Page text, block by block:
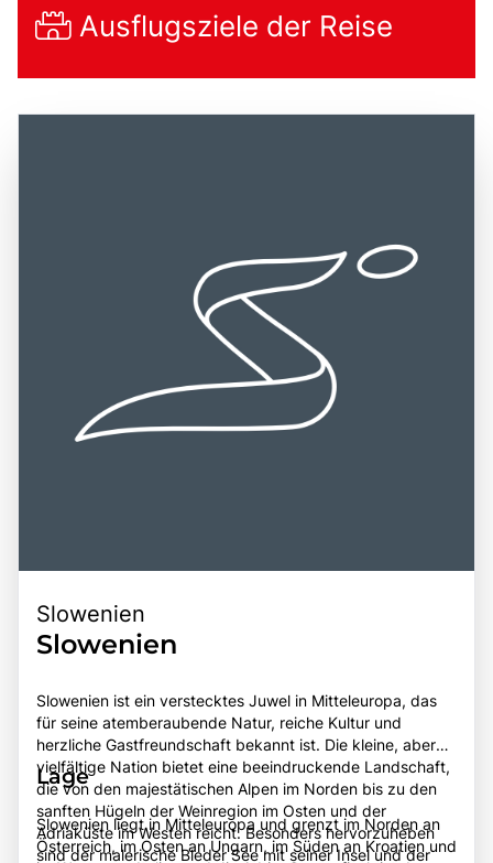
Ausflugsziele der Reise
Slowenien
Slowenien
Slowenien ist ein verstecktes Juwel in Mitteleuropa, das
für seine atemberaubende Natur, reiche Kultur und
herzliche Gastfreundschaft bekannt ist. Die kleine, aber
vielfältige Nation bietet eine beeindruckende Landschaft,
die von den majestätischen Alpen im Norden bis zu den
sanften Hügeln der Weinregion im Osten und der
Adriaküste im Westen reicht. Besonders hervorzuheben
sind der malerische Bleder See mit seiner Insel und der
Lage
Slowenien liegt in Mitteleuropa und grenzt im Norden an
Österreich, im Osten an Ungarn, im Süden an Kroatien und